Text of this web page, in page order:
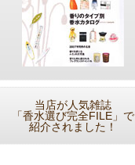
当店が人気雑誌
「香水選び完全FILE」で
紹介されました！